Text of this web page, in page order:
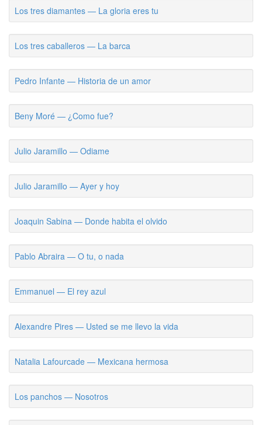
Los tres diamantes — La gloria eres tu
Los tres caballeros — La barca
Pedro Infante — Historia de un amor
Beny Moré — ¿Como fue?
Julio Jaramillo — Odiame
Julio Jaramillo — Ayer y hoy
Joaquin Sabina — Donde habita el olvido
Pablo Abraira — O tu, o nada
Emmanuel — El rey azul
Alexandre Pires — Usted se me llevo la vida
Natalia Lafourcade — Mexicana hermosa
Los panchos — Nosotros